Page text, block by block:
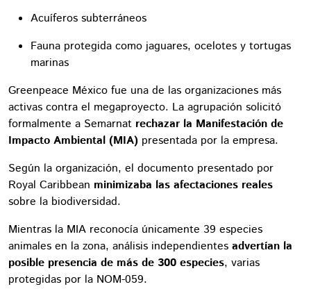
Acuíferos subterráneos
Fauna protegida como jaguares, ocelotes y tortugas
marinas
Greenpeace México fue una de las organizaciones más
activas contra el megaproyecto. La agrupación solicitó
formalmente a Semarnat rechazar la Manifestación de
Impacto Ambiental (MIA) presentada por la empresa.
Según la organización, el documento presentado por
Royal Caribbean minimizaba las afectaciones reales
sobre la biodiversidad.
Mientras la MIA reconocía únicamente 39 especies
animales en la zona, análisis independientes advertían la
posible presencia de más de 300 especies, varias
protegidas por la NOM-059.